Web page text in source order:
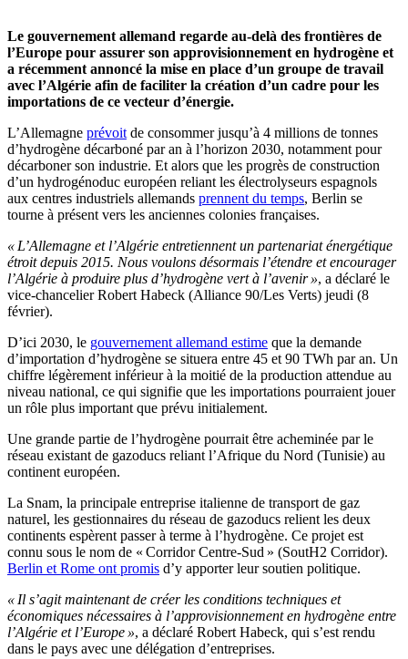
Le gouvernement allemand regarde au-delà des frontières de
l’Europe pour assurer son approvisionnement en hydrogène et
a récemment annoncé la mise en place d’un groupe de travail
avec l’Algérie afin de faciliter la création d’un cadre pour les
importations de ce vecteur d’énergie.
L’Allemagne prévoit de consommer jusqu’à 4 millions de tonnes
d’hydrogène décarboné par an à l’horizon 2030, notamment pour
décarboner son industrie. Et alors que les progrès de construction
d’un hydrogénoduc européen reliant les électrolyseurs espagnols
aux centres industriels allemands prennent du temps, Berlin se
tourne à présent vers les anciennes colonies françaises.
« L’Allemagne et l’Algérie entretiennent un partenariat énergétique
étroit depuis 2015. Nous voulons désormais l’étendre et encourager
l’Algérie à produire plus d’hydrogène vert à l’avenir », a déclaré le
vice-chancelier Robert Habeck (Alliance 90/Les Verts) jeudi (8
février).
D’ici 2030, le gouvernement allemand estime que la demande
d’importation d’hydrogène se situera entre 45 et 90 TWh par an. Un
chiffre légèrement inférieur à la moitié de la production attendue au
niveau national, ce qui signifie que les importations pourraient jouer
un rôle plus important que prévu initialement.
Une grande partie de l’hydrogène pourrait être acheminée par le
réseau existant de gazoducs reliant l’Afrique du Nord (Tunisie) au
continent européen.
La Snam, la principale entreprise italienne de transport de gaz
naturel, les gestionnaires du réseau de gazoducs relient les deux
continents espèrent passer à terme à l’hydrogène. Ce projet est
connu sous le nom de « Corridor Centre-Sud » (SoutH2 Corridor).
Berlin et Rome ont promis d’y apporter leur soutien politique.
« Il s’agit maintenant de créer les conditions techniques et
économiques nécessaires à l’approvisionnement en hydrogène entre
l’Algérie et l’Europe », a déclaré Robert Habeck, qui s’est rendu
dans le pays avec une délégation d’entreprises.